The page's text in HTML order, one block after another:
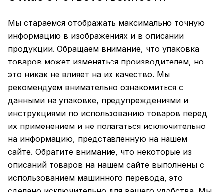
Мы стараемся отображать максимально точную
информацию в изображениях и в описании
продукции. Обращаем внимание, что упаковка
товаров может изменяться производителем, но
это никак не влияет на их качество. Мы
рекомендуем внимательно ознакомиться с
данными на упаковке, предупреждениями и
инструкциями по использованию товаров перед
их применением и не полагаться исключительно
на информацию, представленную на нашем
сайте. Обратите внимание, что некоторые из
описаний товаров на нашем сайте выполнены с
использованием машинного перевода, это